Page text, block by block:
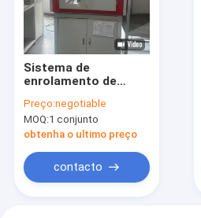
Sistema de
enrolamento de
estator de grau
automóvel para
aplicações
Preço:negotiable
MOQ:1 conjunto
obtenha o ultimo preço
contacto